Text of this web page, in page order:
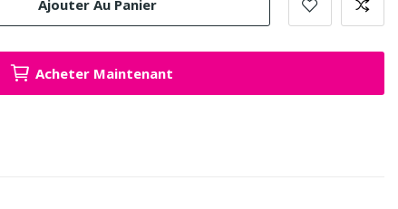
Ajouter Au Panier
Acheter Maintenant